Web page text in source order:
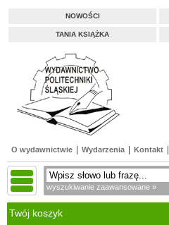
NOWOŚCI
TANIA KSIĄŻKA
O wydawnictwie Wydarzenia Kontakt
wyszukiwanie zaawansowane »
Twój koszyk